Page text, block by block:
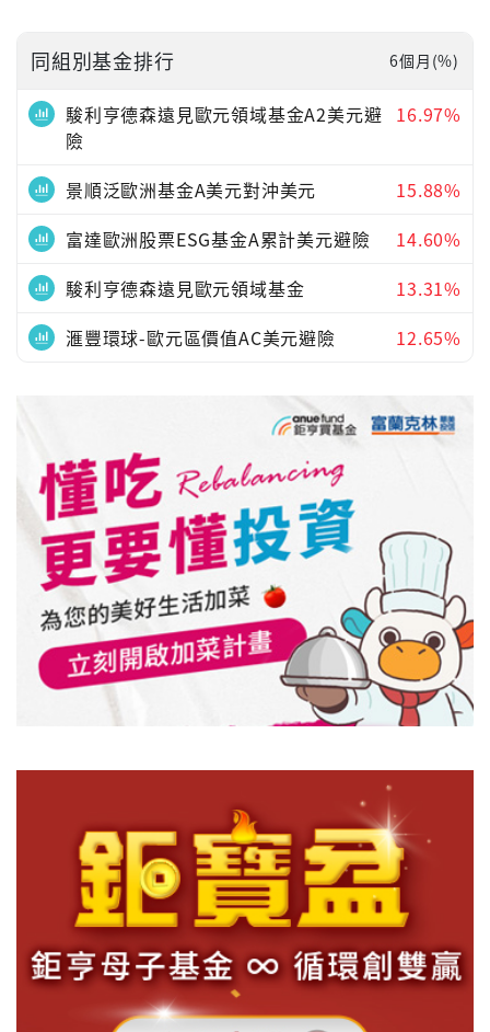
同組別基金排行 6個月(%)
駿利亨德森遠見歐元領域基金A2美元避
險
16.97%
景順泛歐洲基金A美元對沖美元
15.88%
富達歐洲股票ESG基金A累計美元避險
14.60%
駿利亨德森遠見歐元領域基金
13.31%
滙豐環球-歐元區價值AC美元避險
12.65%